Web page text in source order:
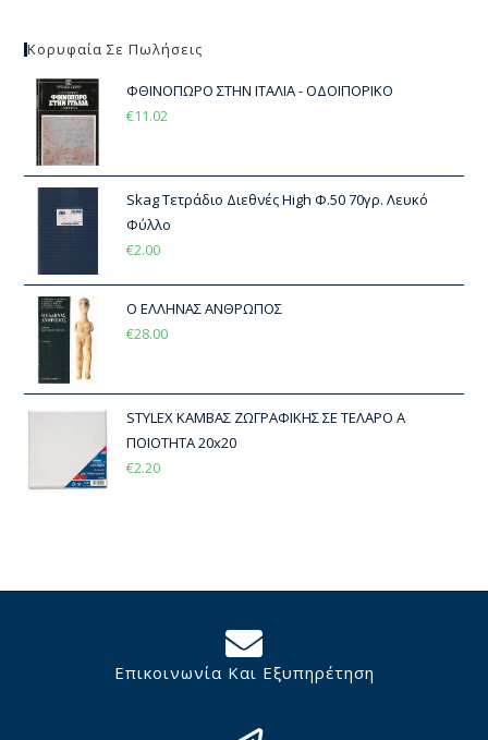
Κορυφαία Σε Πωλήσεις
ΦΘΙΝΟΠΩΡΟ ΣΤΗΝ ΙΤΑΛΙΑ - ΟΔΟΙΠΟΡΙΚΟ
€11.02
Skag Τετράδιο Διεθνές High Φ.50 70γρ. Λευκό
Φύλλο
€2.00
Ο ΕΛΛΗΝΑΣ ΑΝΘΡΩΠΟΣ
€28.00
STYLEX ΚΑΜΒΑΣ ΖΩΓΡΑΦΙΚΗΣ ΣΕ ΤΕΛΑΡΟ Α
ΠΟΙΟΤΗΤΑ 20x20
€2.20
Επικοινωνία Και Εξυπηρέτηση